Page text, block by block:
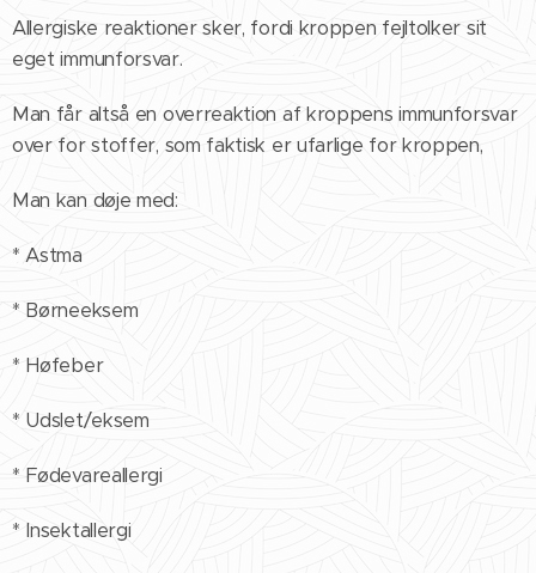
Allergiske reaktioner sker, fordi kroppen fejltolker sit
eget immunforsvar.
Man får altså en overreaktion af kroppens immunforsvar
over for stoffer, som faktisk er ufarlige for kroppen,
Man kan døje med:
* Astma
* Børneeksem
* Høfeber
* Udslet/eksem
* Fødevareallergi
* Insektallergi